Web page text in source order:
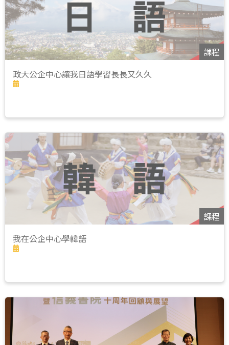
課程
政大公企中心讓我日語學習長長又久久
課程
我在公企中心學韓語